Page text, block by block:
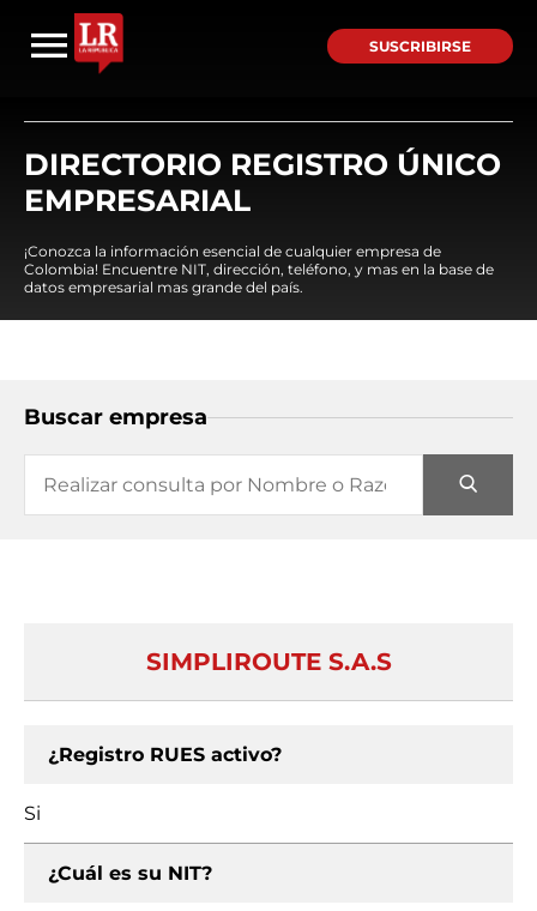
SUSCRIBIRSE
DIRECTORIO REGISTRO ÚNICO
EMPRESARIAL
¡Conozca la información esencial de cualquier empresa de
Colombia! Encuentre NIT, dirección, teléfono, y mas en la base de
datos empresarial mas grande del país.
Buscar empresa
SIMPLIROUTE S.A.S
¿Registro RUES activo?
Si
¿Cuál es su NIT?